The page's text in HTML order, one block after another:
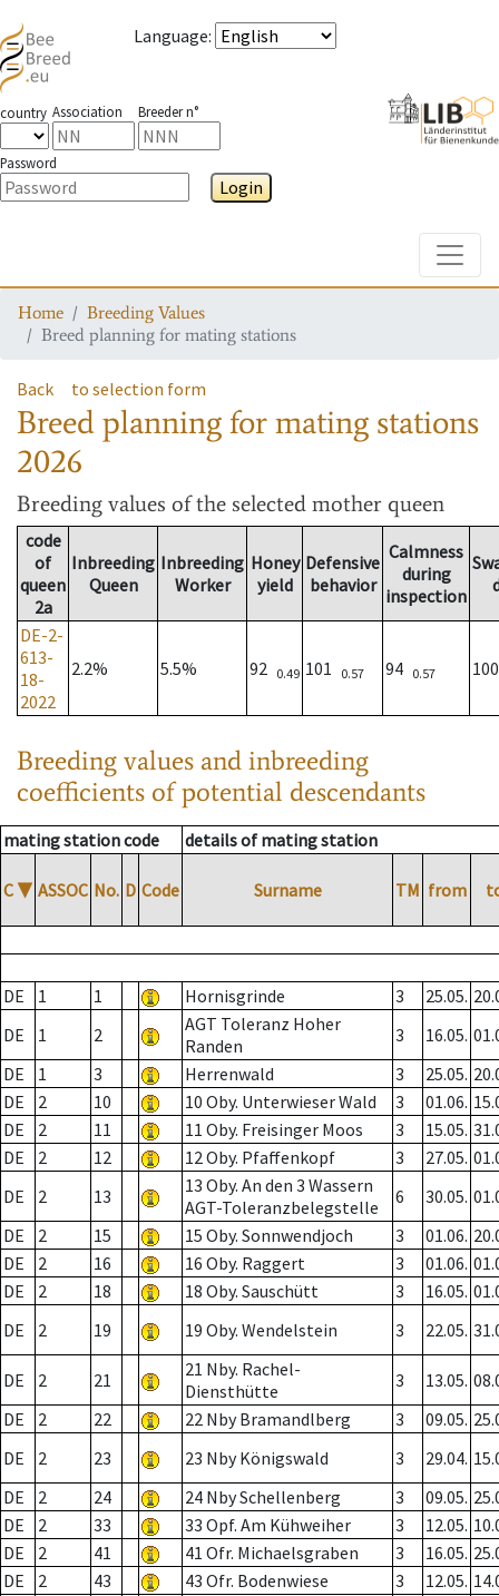
Language:
country Association Breeder n°
Password
Login
Home
Breeding Values
Breed planning for mating stations
Back to selection form
Breed planning for mating stations
2026
Breeding values of the selected mother queen
code
of
queen
2a
Inbreeding
Queen
Inbreeding
Worker
Honey
yield
Defensive
behavior
Calmness
during
inspection
DE-2-
613-
18-
2022
2.2% 5.5% 92 0.49 101 0.57 94 0.57
Breeding values and inbreeding
coefficients of potential descendants
mating station code details of mating station
C ▼ ASSOC No. D Code Surname TM from
DE 1 1 Hornisgrinde 3 25.05.
DE
1 2
AGT Toleranz Hoher
Randen
3 16.05.
DE
1 3 Herrenwald 3 25.05.
DE
2 10 10 Oby. Unterwieser Wald 3 01.06.
DE
2 11 11 Oby. Freisinger Moos 3 15.05.
DE
2 12 12 Oby. Pfaffenkopf 3 27.05.
DE
2 13
13 Oby. An den 3 Wassern
AGT-Toleranzbelegstelle
6 30.05.
DE
2 15 15 Oby. Sonnwendjoch 3 01.06.
DE
2 16 16 Oby. Raggert 3 01.06.
DE
2 18 18 Oby. Sauschütt 3 16.05.
DE
2 19 19 Oby. Wendelstein 3 22.05.
DE 2 21
21 Nby. Rachel-
Diensthütte
3 13.05.
DE
2 22 22 Nby Bramandlberg 3 09.05.
DE
2 23 23 Nby Königswald 3 29.04.
DE
2 24 24 Nby Schellenberg 3 09.05.
DE
2 33 33 Opf. Am Kühweiher 3 12.05.
DE
2 41 41 Ofr. Michaelsgraben 3 16.05.
DE
2 43 43 Ofr. Bodenwiese 3 12.05.